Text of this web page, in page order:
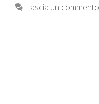
Lascia un commento